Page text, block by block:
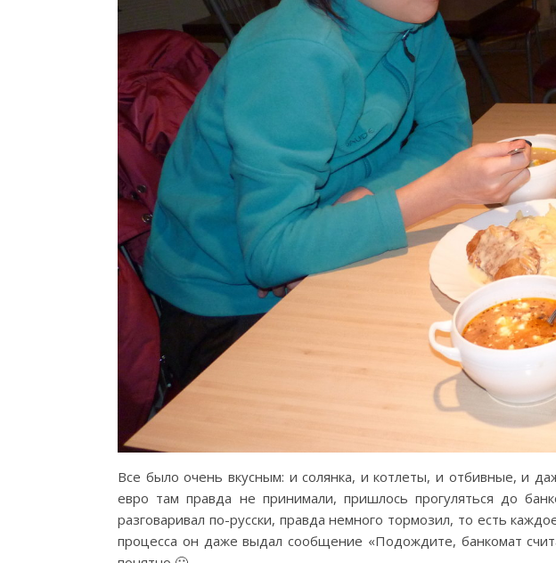
Все было очень вкусным: и солянка, и котлеты, и отбивные, и
евро там правда не принимали, пришлось прогуляться до
разговаривал по-русски, правда немного тормозил, то есть
процесса он даже выдал сообщение «Подождите, банкомат